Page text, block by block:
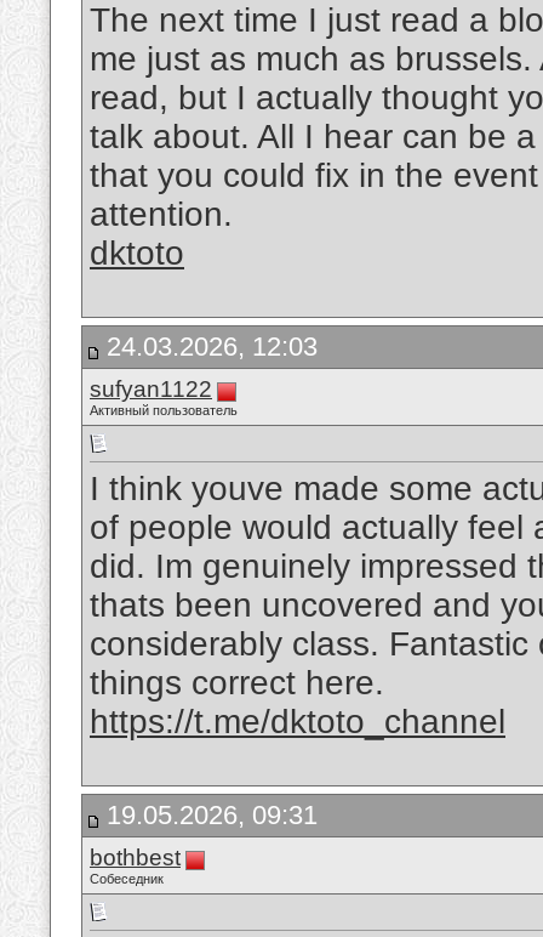
The next time I just read a
me just as much as
read, but I actually thought
talk about. All I hear can be
that you could fix in the
attention.
dktoto
24.03.2026, 12:03
sufyan1122
Активный пользователь
I think youve made some
of people would actually feel
did. Im genuinely impressed
thats been uncovered and
considerably class.
things correct here.
https://t.me/dktoto_channel
19.05.2026, 09:31
bothbest
Собеседник